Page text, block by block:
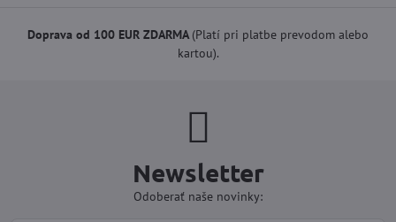
Doprava od 100 EUR ZDARMA(Platí pri platbe prevodom alebo
kartou).
Newsletter
Odoberať naše novinky: